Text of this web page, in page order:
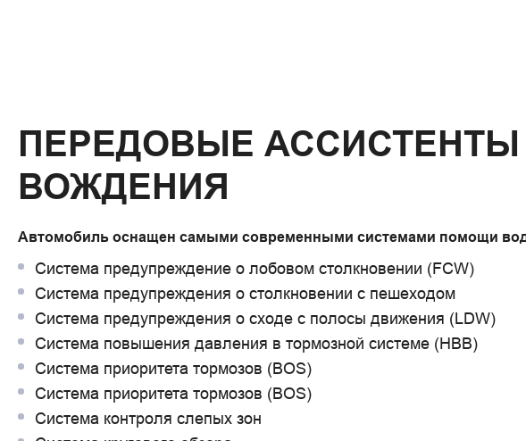
ПЕРЕДОВЫЕ АССИСТЕНТЫ
ВОЖДЕНИЯ
Автомобиль оснащен самыми современными системами помощи
Система предупреждение о лобовом столкновении (FCW)
Система предупреждения о столкновении с пешеходом
Система предупреждения о сходе с полосы движения (LDW)
Система повышения давления в тормозной системе (HBB)
Система приоритета тормозов (BOS)
Система приоритета тормозов (BOS)
Система контроля слепых зон